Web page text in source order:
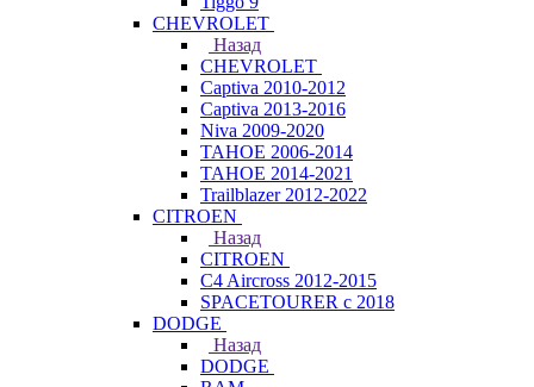
CHEVROLET
Назад
CHEVROLET
Captiva 2010-2012
Captiva 2013-2016
Niva 2009-2020
TAHOE 2006-2014
TAHOE 2014-2021
Trailblazer 2012-2022
CITROEN
Назад
CITROEN
C4 Aircross 2012-2015
SPACETOURER с 2018
DODGE
Назад
DODGE